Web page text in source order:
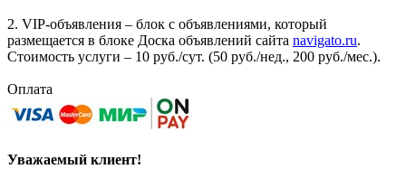
2. VIP-объявления – блок с объявлениями, который
размещается в блоке Доска объявлений сайта navigato.ru.
Стоимость услуги – 10 руб./сут. (50 руб./нед., 200 руб./мес.).
Оплата
Уважаемый клиент!